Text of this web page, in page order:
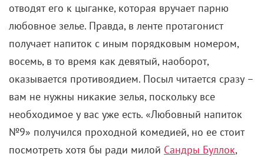
отводят его к цыганке, которая вручает парню
любовное зелье. Правда, в ленте протагонист
получает напиток с иным порядковым номером,
восемь, в то время как девятый, наоборот,
оказывается противоядием. Посыл читается сразу –
вам не нужны никакие зелья, поскольку все
необходимое у вас уже есть. «Любовный напиток
№9» получился проходной комедией, но ее стоит
посмотреть хотя бы ради милой Сандры Буллок,